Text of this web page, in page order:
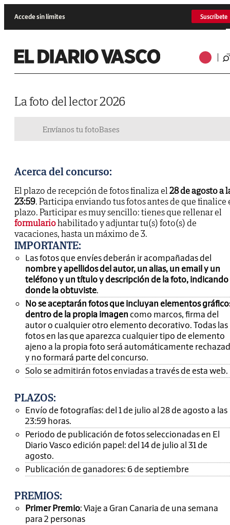
Accede sin límites Suscríbete
La foto del lector 2026
Envíanos tu fotoBases
Acerca del concurso:
El plazo de recepción de fotos finaliza el28 de agosto a
23:59. Participa enviando tus fotos antes de que finalice
plazo. Participar es muy sencillo: tienes que rellenar el
formulariohabilitado y adjuntar tu(s) foto(s) de
vacaciones, hasta un máximo de 3.
IMPORTANTE:
Las fotos que envíes deberán ir acompañadas del
nombre y apellidos del autor, un alias, un email y un
teléfono y un título y descripción de la foto, indicando
donde la obtuviste.
No se aceptarán fotos que incluyan elementos
dentro de la propia imagen como marcos, firma del
autor o cualquier otro elemento decorativo. Todas las
fotos en las que aparezca cualquier tipo de elemento
ajeno a la propia foto será automáticamente
y no formará parte del concurso.
Solo se admitirán fotos enviadas a través de esta web.
PLAZOS:
Envío de fotografías: del 1 de julio al 28 de agosto a las
23:59 horas.
Periodo de publicación de fotos seleccionadas en El
Diario Vasco edición papel: del 14 de julio al 31 de
agosto.
Publicación de ganadores: 6 de septiembre
PREMIOS:
Primer Premio: Viaje a Gran Canaria de una semana
para 2 personas